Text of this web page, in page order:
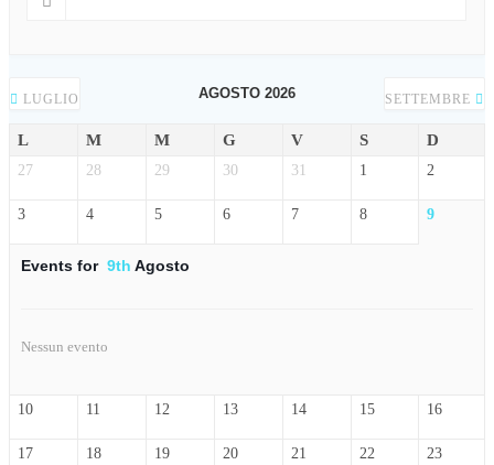
LUGLIO AGOSTO 2026 SETTEMBRE
L M M G V S D
27 28 29 30 31 1 2
3 4 5 6 7 8 9
Events for 9th Agosto
Nessun evento
10 11 12 13 14 15 16
17 18 19 20 21 22 23